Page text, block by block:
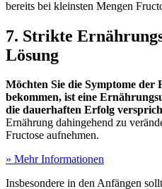
bereits bei kleinsten Mengen
7. Strikte
Lösung
Möchten Sie die Symptome
bekommen, ist eine
die dauerhaften Erfolg
Ernährung dahingehend zu
Fructose aufnehmen.
» Mehr Informationen
Insbesondere in den Anfängen